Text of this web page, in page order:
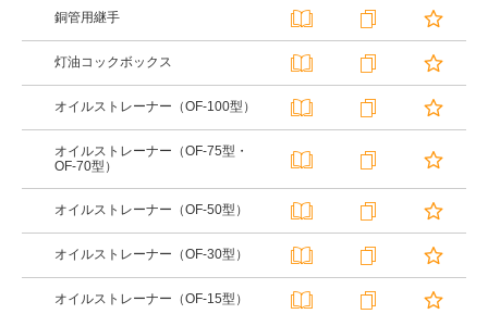
銅管用継手
灯油コックボックス
オイルストレーナー（OF-100型）
オイルストレーナー（OF-75型・
OF-70型）
オイルストレーナー（OF-50型）
オイルストレーナー（OF-30型）
オイルストレーナー（OF-15型）